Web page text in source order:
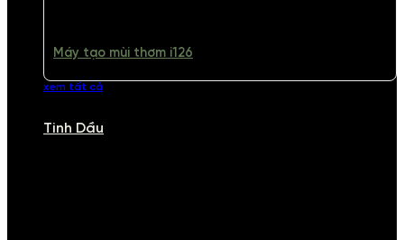
Máy tạo mùi thơm i126
xem tất cả
Tinh Dầu